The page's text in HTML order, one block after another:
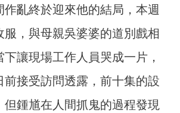
作亂終於迎來他的結局，本週
服，與母親吳婆婆的道別戲相
讓現場工作人員哭成一片，
前接受訪問透露，前十集的設
但鍾馗在人間抓鬼的過程發現